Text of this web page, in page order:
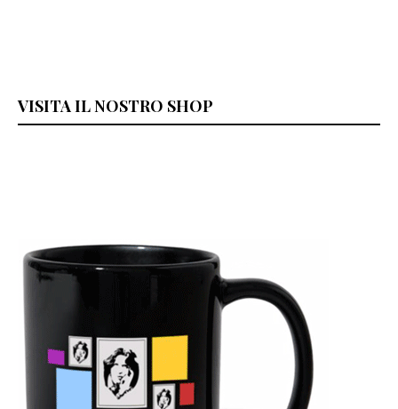
VISITA IL NOSTRO SHOP